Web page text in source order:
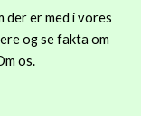
der er med i vores
og se fakta om
os.